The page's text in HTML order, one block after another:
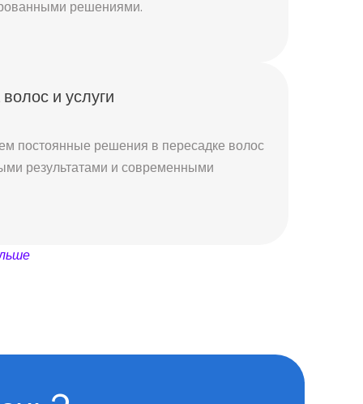
решениями.
и услуги
постоянные решения в пересадке волос
результатами и современными